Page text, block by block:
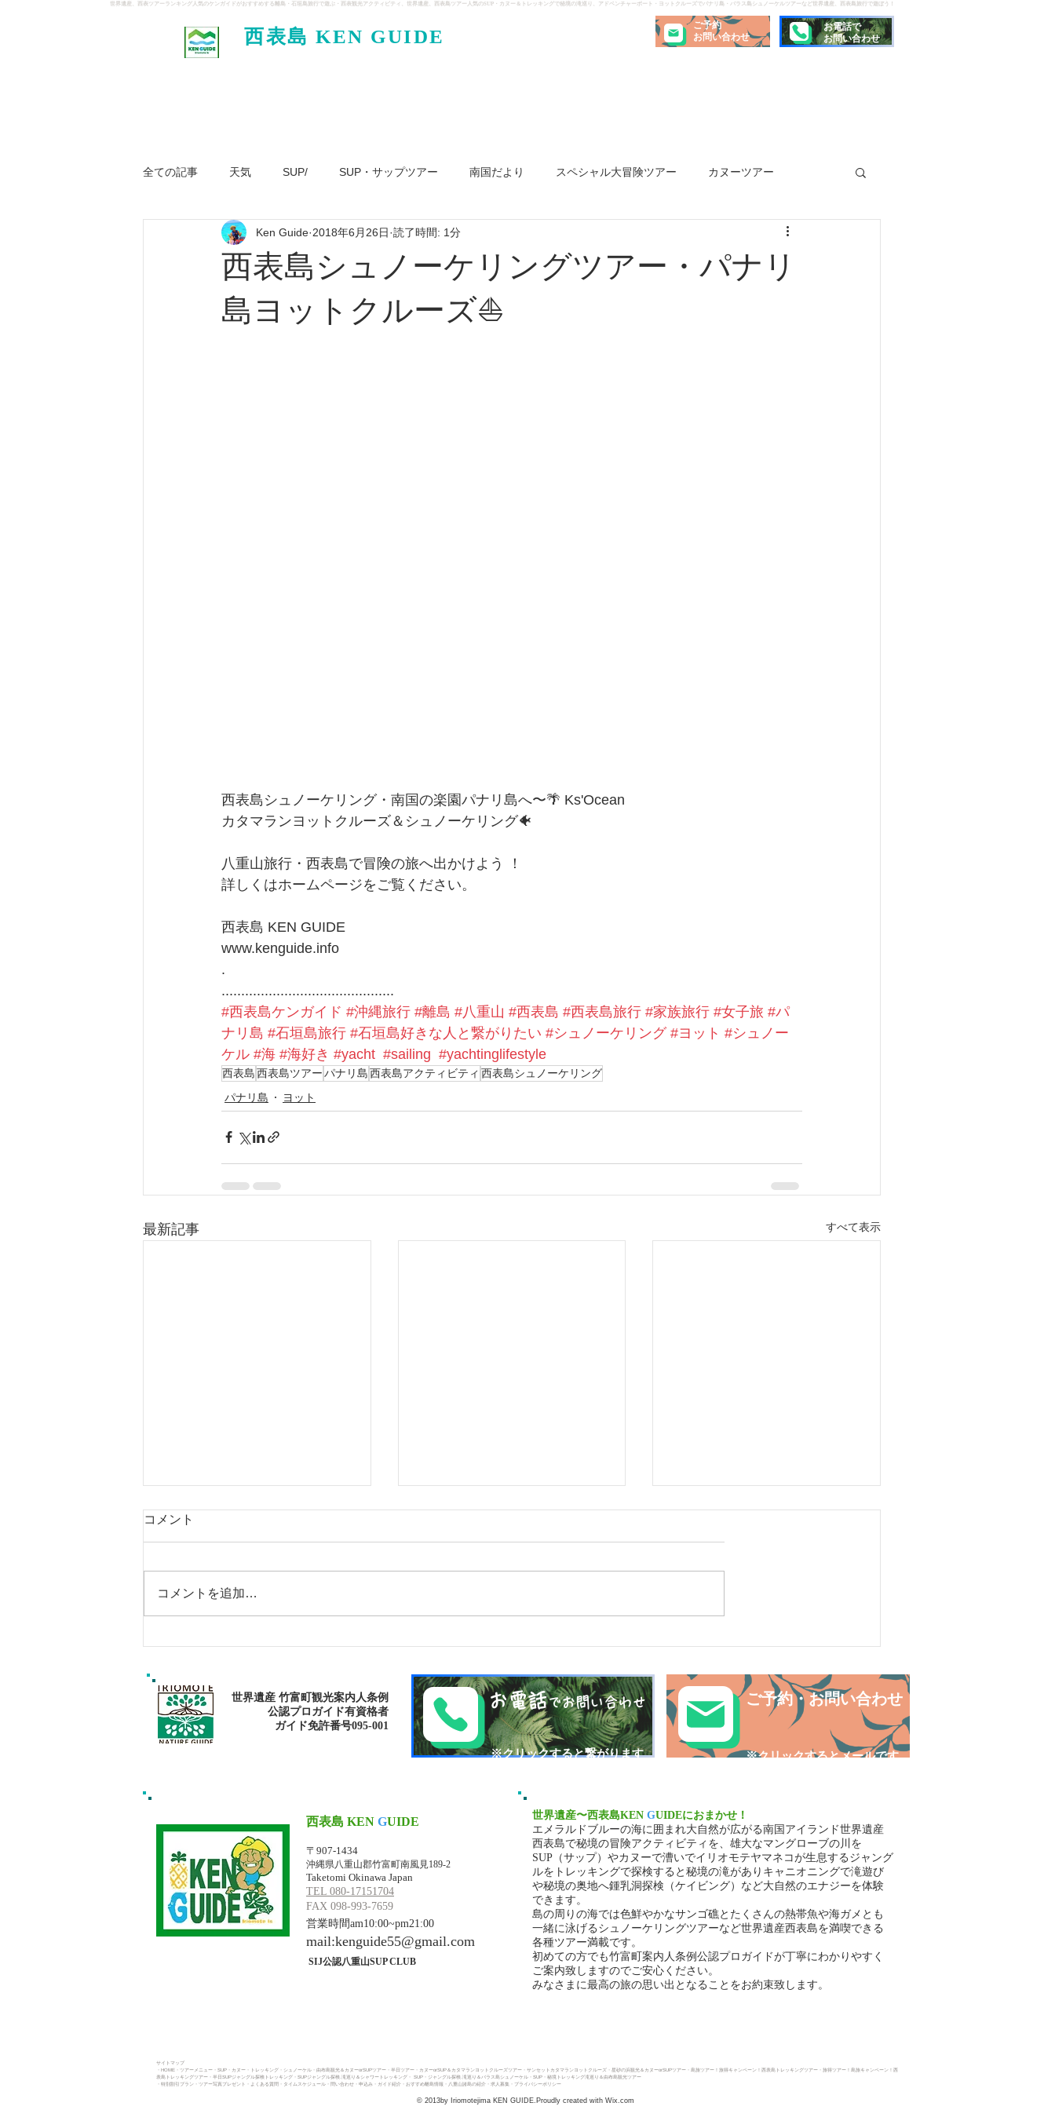
世界遺産、西表ツアーランキング人気のケンガイドがおすすめする離島・石垣島旅行で遊ぶ・西表観光アクティビティ、世界遺産、西表島ツアー人気のSUP・カヌー＆トレッキングで秘境の滝巡り、アドベンチャーボート・ヨットクルーズでパナリ島・バラス島シュノーケルツアーなど世界遺産、西表島旅行で遊ぼう！
西表島 KEN GUIDE
ご予約
お問い合わせ
お電話で
お問い合わせ
全ての記事 天気 SUP/ SUP・サップツアー 南国だより スペシャル大冒険ツアー カヌーツアー
ジャングル大冒険ツアー パナリ島 ヨット
西表島シュノーケリングツアー・パナリ
島ヨットクルーズ⛵️
Ken Guide 2018年6月26日 読了時間: 1分
西表島シュノーケリング・南国の楽園パナリ島へ〜🌴 Ks'Ocean
カタマランヨットクルーズ＆シュノーケリング🐠
八重山旅行・西表島で冒険の旅へ出かけよう ！
詳しくはホームページをご覧ください。
西表島 KEN GUIDE
www.kenguide.info
.
............................................
#西表島ケンガイド #沖縄旅行 #離島 #八重山 #西表島 #西表島旅行 #家族旅行 #女子旅 #パ
ナリ島 #石垣島旅行 #石垣島好きな人と繋がりたい #シュノーケリング #ヨット #シュノー
ケル #海 #海好き #yacht #sailing #yachtinglifestyle
西表島西表島ツアーパナリ島西表島アクティビティ 西表島シュノーケリング
パナリ島
ヨット
最新記事 すべて表示
パナリ島シュノーケリング
コメント
コメントを追加…
世界遺産 竹富町観光案内人条例
公認プロガイド有資格者
​ガイド免許番号095-001​​
お電話でお問い合わせ
​※クリックすると繋がります
ご予約・お問い合わせ
​※クリックするとメールです
西表島 KEN GUIDE
〒907-1434
沖縄県八重山郡竹富町南風見189-2
Taketomi Okinawa Japan
TEL 080-17151704
FAX 098-993-7659
営業時間am10:00~pm21:00
mail:kenguide55@gmail.com
SIJ公認八重山SUP CLUB
世界遺産〜西表島KEN GUIDEにおまかせ！
エメラルドブルーの海に囲まれ大自然が広がる南国アイランド世界遺産
西表島で秘境の冒険アクティビティを、雄大なマングローブの川を
SUP（サップ）やカヌーで漕いでイリオモテヤマネコが生息するジャング
ルをトレッキングで探検すると秘境の滝がありキャニオニングで滝遊び
や秘境の奥地へ鍾乳洞探検（ケイビング）など大自然のエナジーを体験
できます。
島の周りの海では色鮮やかなサンゴ礁とたくさんの熱帯魚や海ガメとも
一緒に泳げるシュノーケリングツアーなど世界遺産西表島を満喫できる
各種ツアー満載です。
初めての方でも竹富町案内人条例公認プロガイドが丁寧にわかりやすく
ご案内致しますのでご安心ください。
みなさまに最高の旅の思い出となることをお約束致します。
サイトマップ
・HOME ・ツアーメニュー ・SUP ・カヌー ・トレッキング​ ・シュノーケル・ 由布島観光＆カヌーorSUPツアー ・ 半日ツアー ・ カヌーorSUP＆カタマランヨットクルーズツアー・ サンセットカタマランヨットクルーズ・ 星砂の浜観光＆カヌーorSUPツアー・ 島旅ツアー！旅得キャンペーン！西表島トレッキングツアー・ 旅得ツアー！島旅キャンペーン！西
表島トレッキングツアー・ 半日SUPジャングル探検トレッキング ・ SUPジャングル探検.滝巡り＆シャワートレッキング ・ SUP・ジャングル探検.滝巡り＆バラス島シュノーケル・ SUP・秘境トレッキング滝巡り＆由布島観光ツアー
・ 特別割引プラン ・ ツアー写真プレゼント ・よくある質問 ・タイムスケジュール ・問い合わせ・申込み​ ・ガイド紹介 ・おすすめ離島情報 ・八重山諸島の紹介 ・求人募集 ・プライバシーポリシー
© 2013by Iriomotejima KEN GUIDE.Proudly created with Wix.com